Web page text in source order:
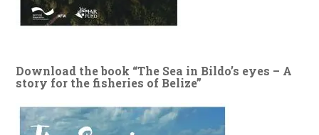
Download the book “The Sea in Bildo’s eyes – A
story for the fisheries of Belize”